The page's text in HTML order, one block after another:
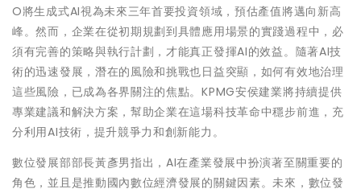
O將生成式AI視為未來三年首要投資領域，預估產值將邁向新高
峰。然而，企業在從初期規劃到具體應用場景的實踐過程中，必
須有完善的策略與執行計劃，才能真正發揮AI的效益。隨著AI技
術的迅速發展，潛在的風險和挑戰也日益突顯，如何有效地治理
這些風險，已成為各界關注的焦點。KPMG安侯建業將持續提供
專業建議和解決方案，幫助企業在這場科技革命中穩步前進，充
分利用AI技術，提升競爭力和創新能力。
數位發展部部長黃彥男指出，AI在產業發展中扮演著至關重要的
角色，並且是推動國內數位經濟發展的關鍵因素。未來，數位發